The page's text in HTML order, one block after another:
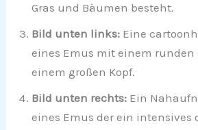
Gras und Bäumen besteht.
Bild unten links: Eine
eines Emus mit einem runden
einem großen Kopf.
Bild unten rechts: Ein
eines Emus der ein intensives